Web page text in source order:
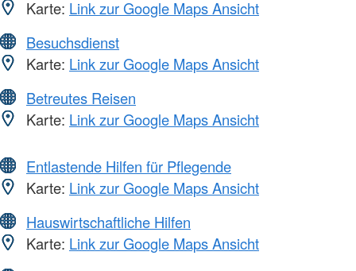
Karte: Link zur Google Maps Ansicht
Besuchsdienst
Karte: Link zur Google Maps Ansicht
Betreutes Reisen
Karte: Link zur Google Maps Ansicht
Entlastende Hilfen für Pflegende
Karte: Link zur Google Maps Ansicht
Hauswirtschaftliche Hilfen
Karte: Link zur Google Maps Ansicht